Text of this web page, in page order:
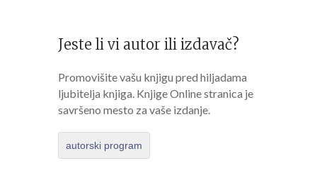
Jeste li vi autor ili izdavač?
Promovišite vašu knjigu pred hiljadama
ljubitelja knjiga. Knjige Online stranica je
savršeno mesto za vaše izdanje.
autorski program